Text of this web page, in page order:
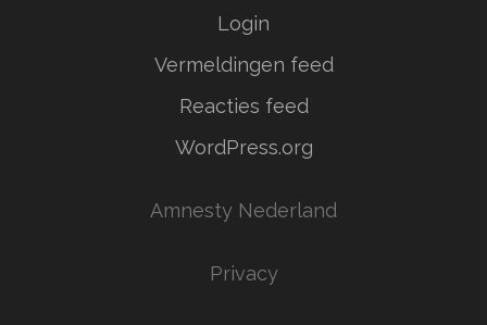
Login
Vermeldingen feed
Reacties feed
WordPress.org
Amnesty Nederland
Privacy